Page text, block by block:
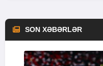
SON XƏBƏRLƏR